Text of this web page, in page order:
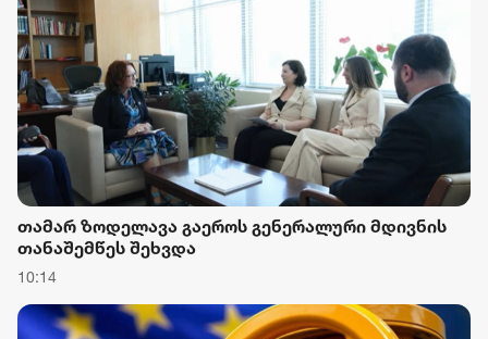
თამარ ზოდელავა გაეროს გენერალური მდივნის
თანაშემწეს შეხვდა
10:14